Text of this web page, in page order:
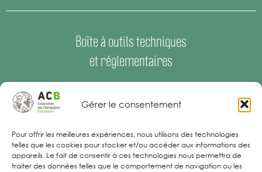
Gérer le consentement
Pour offrir les meilleures expériences, nous utilisons des technologies
telles que les cookies pour stocker et/ou accéder aux informations des
appareils. Le fait de consentir à ces technologies nous permettra de
traiter des données telles que le comportement de navigation ou les
Boîte à outils techniques
et réglementaires
Espace Presse